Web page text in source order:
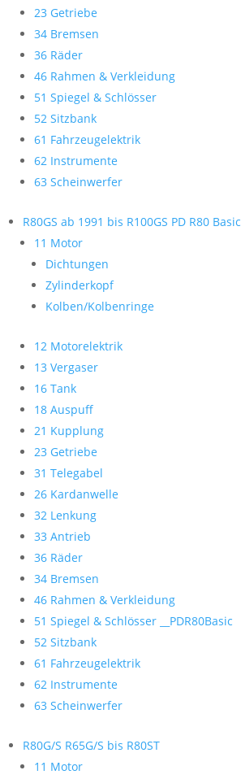
23 Getriebe
34 Bremsen
36 Räder
46 Rahmen & Verkleidung
51 Spiegel & Schlösser
52 Sitzbank
61 Fahrzeugelektrik
62 Instrumente
63 Scheinwerfer
R80GS ab 1991 bis R100GS PD R80 Basic
11 Motor
Dichtungen
Zylinderkopf
Kolben/Kolbenringe
12 Motorelektrik
13 Vergaser
16 Tank
18 Auspuff
21 Kupplung
23 Getriebe
31 Telegabel
26 Kardanwelle
32 Lenkung
33 Antrieb
36 Räder
34 Bremsen
46 Rahmen & Verkleidung
51 Spiegel & Schlösser __PDR80Basic
52 Sitzbank
61 Fahrzeugelektrik
62 Instrumente
63 Scheinwerfer
R80G/S R65G/S bis R80ST
11 Motor